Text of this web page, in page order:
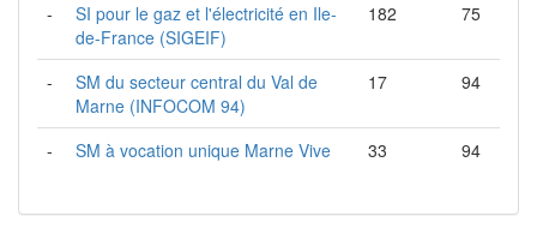
-
SI pour le gaz et l'électricité en Ile-
de-France (SIGEIF)
182 75
-
SM du secteur central du Val de
Marne (INFOCOM 94)
17 94
- SM à vocation unique Marne Vive 33 94